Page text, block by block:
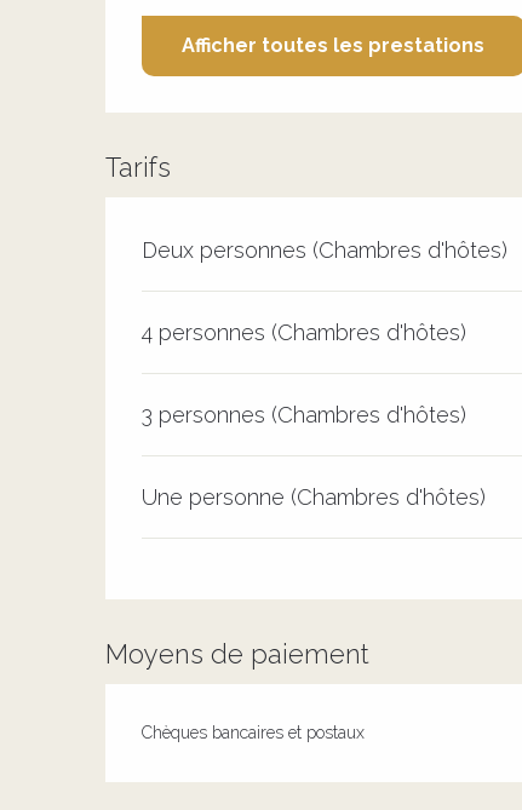
Afficher toutes les prestations
Tarifs
Tarifs 2026
Deux personnes (Chambres d'hôtes)
4 personnes (Chambres d'hôtes)
3 personnes (Chambres d'hôtes)
Une personne (Chambres d'hôtes)
Moyens de paiement
Chèques bancaires et postaux